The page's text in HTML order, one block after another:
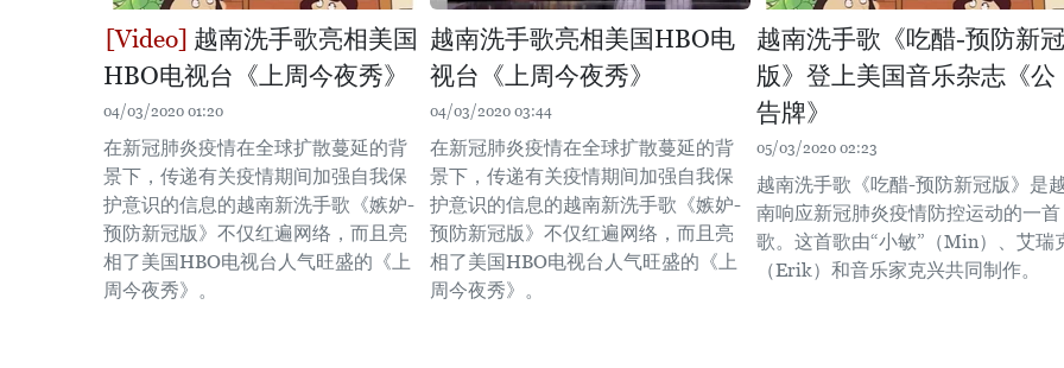
越南洗手歌亮相美国
HBO电视台《上周今夜秀》
04/03/2020 01:20
在新冠肺炎疫情在全球扩散蔓延的背
景下，传递有关疫情期间加强自我保
护意识的信息的越南新洗手歌《嫉妒-
预防新冠版》不仅红遍网络，而且亮
相了美国HBO电视台人气旺盛的《上
周今夜秀》。
越南洗手歌亮相美国HBO电
视台《上周今夜秀》
04/03/2020 03:44
在新冠肺炎疫情在全球扩散蔓延的背
景下，传递有关疫情期间加强自我保
护意识的信息的越南新洗手歌《嫉妒-
预防新冠版》不仅红遍网络，而且亮
相了美国HBO电视台人气旺盛的《上
周今夜秀》。
越南洗手歌《吃醋-预防新冠
版》登上美国音乐杂志《公
告牌》
05/03/2020 02:23
越南洗手歌《吃醋-预防新冠版》是
南响应新冠肺炎疫情防控运动的一首
歌。这首歌由“小敏”（Min）、艾瑞
（Erik）和音乐家克兴共同制作。